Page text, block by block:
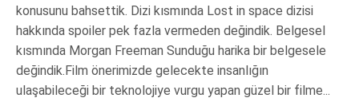
konusunu bahsettik. Dizi kısmında Lost in space dizisi
hakkında spoiler pek fazla vermeden değindik. Belgesel
kısmında Morgan Freeman Sunduğu harika bir belgesele
değindik.Film önerimizde gelecekte insanlığın
ulaşabileceği bir teknolojiye vurgu yapan güzel bir filme...